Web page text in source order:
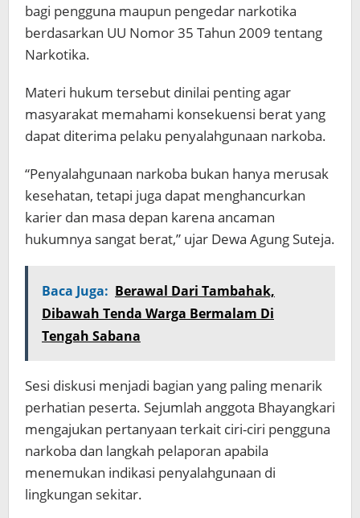
bagi pengguna maupun pengedar narkotika
berdasarkan UU Nomor 35 Tahun 2009 tentang
Narkotika.
Materi hukum tersebut dinilai penting agar
masyarakat memahami konsekuensi berat yang
dapat diterima pelaku penyalahgunaan narkoba.
“Penyalahgunaan narkoba bukan hanya merusak
kesehatan, tetapi juga dapat menghancurkan
karier dan masa depan karena ancaman
hukumnya sangat berat,” ujar Dewa Agung Suteja.
Baca Juga: Berawal Dari Tambahak,
Dibawah Tenda Warga Bermalam Di
Tengah Sabana
Sesi diskusi menjadi bagian yang paling menarik
perhatian peserta. Sejumlah anggota Bhayangkari
mengajukan pertanyaan terkait ciri-ciri pengguna
narkoba dan langkah pelaporan apabila
menemukan indikasi penyalahgunaan di
lingkungan sekitar.